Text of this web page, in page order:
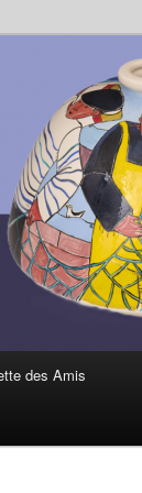
des Amis